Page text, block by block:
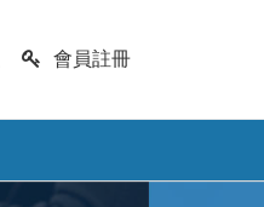
會員註冊